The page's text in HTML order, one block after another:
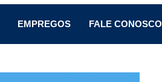
EMPREGOS FALE CONOSCO